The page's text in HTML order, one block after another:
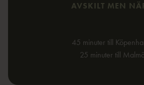
AVSKILT MEN
45 minuter till
25 minuter till